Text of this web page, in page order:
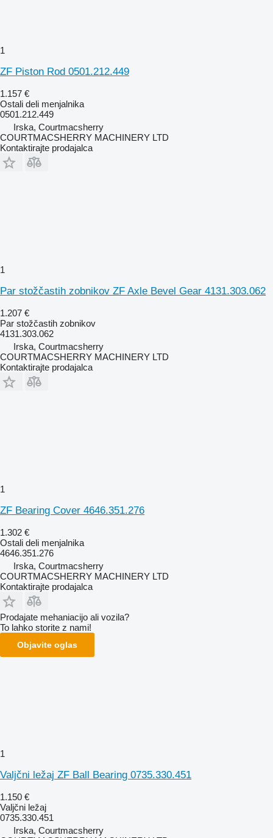
1
ZF Piston Rod 0501.212.449
1.157 €
Ostali deli menjalnika
0501.212.449
Irska, Courtmacsherry
COURTMACSHERRY MACHINERY LTD
Kontaktirajte prodajalca
1
Par stožčastih zobnikov ZF Axle Bevel Gear 4131.303.062
1.207 €
Par stožčastih zobnikov
4131.303.062
Irska, Courtmacsherry
COURTMACSHERRY MACHINERY LTD
Kontaktirajte prodajalca
1
ZF Bearing Cover 4646.351.276
1.302 €
Ostali deli menjalnika
4646.351.276
Irska, Courtmacsherry
COURTMACSHERRY MACHINERY LTD
Kontaktirajte prodajalca
Prodajate mehaniacijo ali vozila?
To lahko storite z nami!
Objavite oglas
1
Valjčni ležaj ZF Ball Bearing 0735.330.451
1.150 €
Valjčni ležaj
0735.330.451
Irska, Courtmacsherry